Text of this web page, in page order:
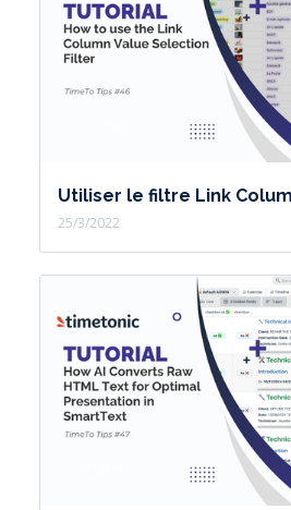
Utiliser le filtre Link
25/3/2022